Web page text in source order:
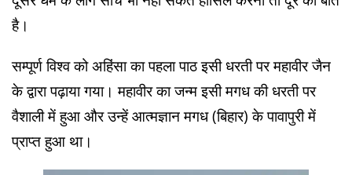
है।
सम्पूर्ण विश्व को अहिंसा का पहला पाठ इसी धरती पर महावीर जैन
के द्वारा पढ़ाया गया। महावीर का जन्म इसी मगध की धरती पर
वैशाली में हुआ और उन्हें आत्मज्ञान मगध (बिहार) के पावापुरी में
प्राप्त हुआ था।